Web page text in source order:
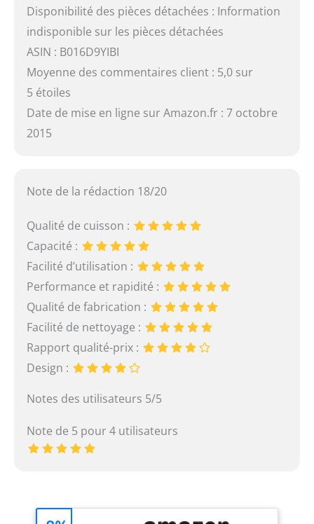
Disponibilité des pièces détachées : Information
indisponible sur les pièces détachées
ASIN : B016D9YIBI
Moyenne des commentaires client : 5,0 sur
5 étoiles
Date de mise en ligne sur Amazon.fr : 7 octobre
2015
Note de la rédaction 18/20
Qualité de cuisson :
Capacité :
Facilité d’utilisation :
Performance et rapidité :
Qualité de fabrication :
Facilité de nettoyage :
Rapport qualité-prix :
Design :
Notes des utilisateurs 5/5
Note de 5 pour 4 utilisateurs